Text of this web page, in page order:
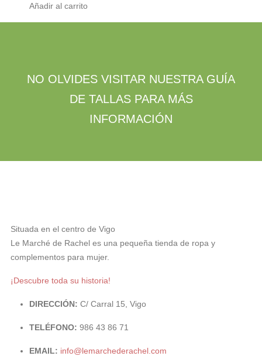
Añadir al carrito
NO OLVIDES VISITAR NUESTRA GUÍA
DE TALLAS PARA MÁS
INFORMACIÓN
Situada en el centro de Vigo
Le Marché de Rachel es una pequeña tienda de ropa y
complementos para mujer.
¡Descubre toda su historia!
DIRECCIÓN: C/ Carral 15, Vigo
TELÉFONO: 986 43 86 71
EMAIL: info@lemarchederachel.com